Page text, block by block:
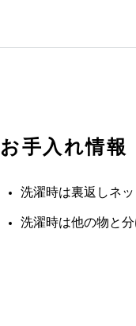
お手入れ情報
洗濯時は裏返しネ
洗濯時は他の物と